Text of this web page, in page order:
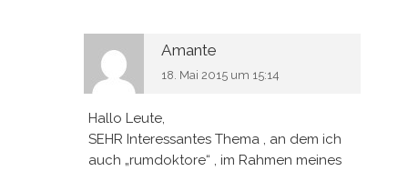
Amante
18. Mai 2015 um 15:14
Hallo Leute,
SEHR Interessantes Thema , an dem ich
auch „rumdoktore“ , im Rahmen meines